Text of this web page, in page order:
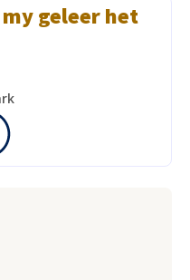
geleer het